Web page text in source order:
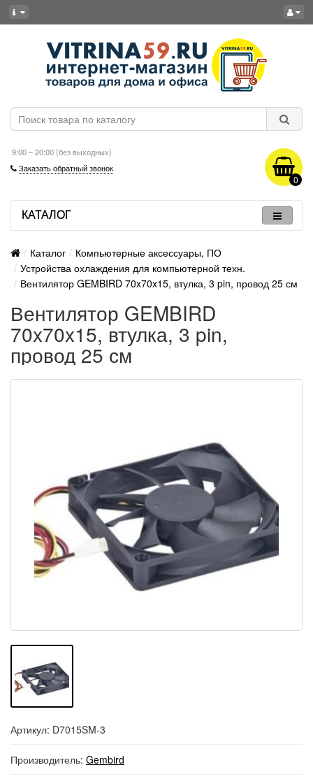
9:00 – 20:00 (без выходных)
Заказать обратный звонок
0
КАТАЛОГ
Каталог
Компьютерные аксессуары, ПО
Устройства охлаждения для компьютерной техн.
Вентилятор GEMBIRD 70x70x15, втулка, 3 pin, провод 25 см
Вентилятор GEMBIRD
70x70x15, втулка, 3 pin,
провод 25 см
Артикул: D7015SM-3
Производитель: Gembird